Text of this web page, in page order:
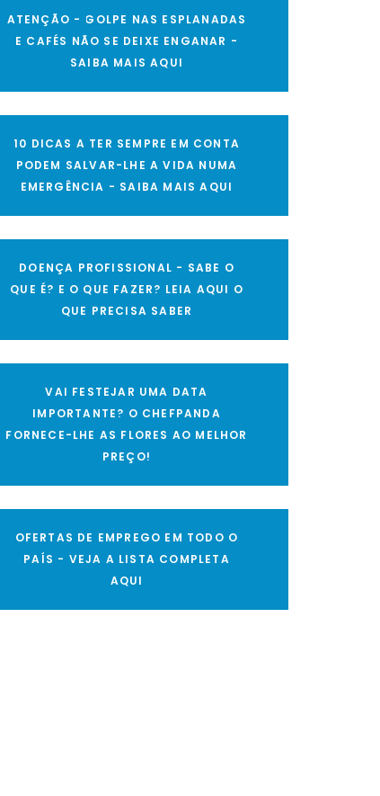
ATENÇÃO - GOLPE NAS ESPLANADAS
E CAFÉS NÃO SE DEIXE ENGANAR -
SAIBA MAIS AQUI
10 DICAS A TER SEMPRE EM CONTA
PODEM SALVAR-LHE A VIDA NUMA
EMERGÊNCIA - SAIBA MAIS AQUI
DOENÇA PROFISSIONAL - SABE O
QUE É? E O QUE FAZER? LEIA AQUI O
QUE PRECISA SABER
VAI FESTEJAR UMA DATA
IMPORTANTE? O CHEFPANDA
FORNECE-LHE AS FLORES AO MELHOR
PREÇO!
OFERTAS DE EMPREGO EM TODO O
PAÍS - VEJA A LISTA COMPLETA
AQUI